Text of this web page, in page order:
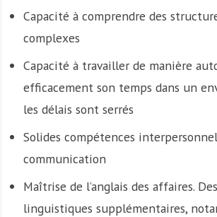
Capacité à comprendre des
complexes
Capacité à travailler de manière
efficacement son temps dans un
les délais sont serrés
Solides compétences
communication
Maîtrise de l’anglais des affaires.
linguistiques supplémentaires,